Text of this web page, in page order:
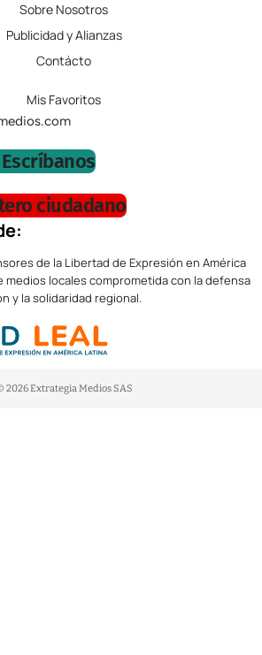
Sobre Nosotros
Publicidad y Alianzas
Contácto
Mis Favoritos
ciudadano
de la Libertad de Expresión en América
medios locales comprometida con la defensa
y la solidaridad regional.
2026 Extrategia Medios SAS